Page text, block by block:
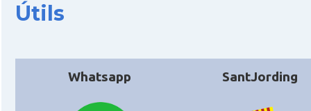
CAMON Catalans a Philadelphia, Pennsylvania, USA
Útils
Whatsapp SantJording